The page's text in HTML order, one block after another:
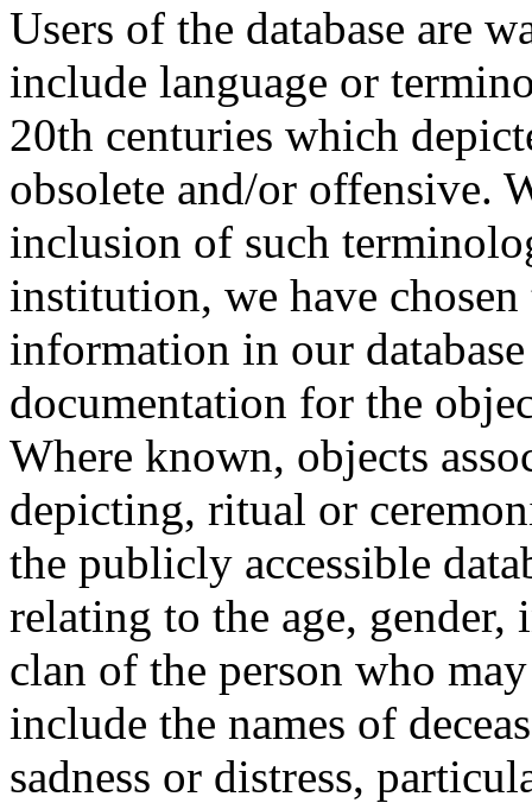
Users of the database are
include language or
20th centuries which
obsolete and/or offensive.
inclusion of such
institution, we have
information in our
documentation for the
Where known, objects
depicting, ritual or
the publicly accessible
relating to the age,
clan of the person who
include the names of
sadness or distress,